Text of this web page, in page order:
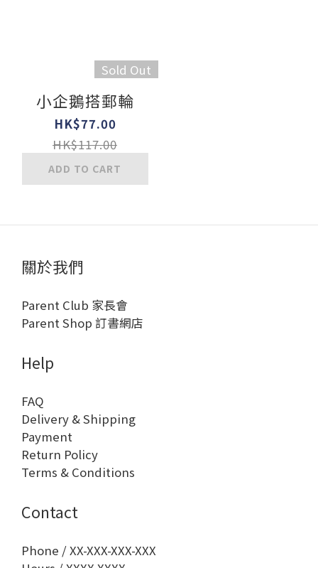
Sold Out
小企鵝搭郵輪
HK$77.00
HK$117.00
ADD TO CART
關於我們
Parent Club 家長會
Parent Shop 訂書網店
Help
FAQ
Delivery & Shipping
Payment
Return Policy
Terms & Conditions
Contact
Phone / XX-XXX-XXX-XXX